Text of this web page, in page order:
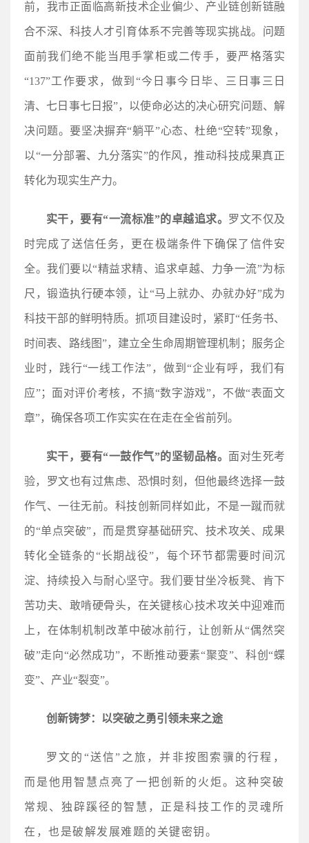
前，我市正面临高新技术企业偏少、产业链创新链融
合不深、科技人才引育体系不完善等现实挑战。问题
面前我们绝不能当甩手掌柜或二传手，要严格落实
“137”工作要求，做到“今日事今日毕、三日事三日
清、七日事七日报”，以使命必达的决心研究问题、解
决问题。要坚决摒弃“躺平”心态、杜绝“空转”现象，
以“一分部署、九分落实”的作风，推动科技成果真正
转化为现实生产力。
实干，要有“一流标准”的卓越追求。 罗文不仅及
时完成了送信任务，更在极端条件下确保了信件安
全。我们要以“精益求精、追求卓越、力争一流”为标
尺，锻造执行硬本领，让“马上就办、办就办好”成为
科技干部的鲜明特质。抓项目建设时，紧盯“任务书、
时间表、路线图”，建立全生命周期管理机制；服务企
业时，践行“一线工作法”，做到“企业有呼，我们有
应”；面对评价考核，不搞“数字游戏”，不做“表面文
章”，确保各项工作实实在在走在全省前列。
实干，要有“一鼓作气”的坚韧品格。 面对生死考
验，罗文也有过焦虑、恐惧时刻，但他最终选择一鼓
作气、一往无前。科技创新同样如此，不是一蹴而就
的“单点突破”，而是贯穿基础研究、技术攻关、成果
转化全链条的“长期战役”，每个环节都需要时间沉
淀、持续投入与耐心坚守。我们要甘坐冷板凳、肯下
苦功夫、敢啃硬骨头，在关键核心技术攻关中迎难而
上，在体制机制改革中破冰前行，让创新从“偶然突
破”走向“必然成功”，不断推动要素“聚变”、科创“蝶
变”、产业“裂变”。
创新铸梦：以突破之勇引领未来之途
罗文的“送信”之旅，并非按图索骥的行程，
而是他用智慧点亮了一把创新的火炬。这种突破
常规、独辟蹊径的智慧，正是科技工作的灵魂所
在，也是破解发展难题的关键密钥。